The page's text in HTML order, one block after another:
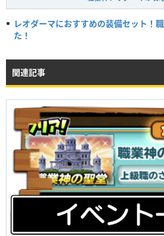
レオダーマにおすすめの装備セット！
た！
関連記事